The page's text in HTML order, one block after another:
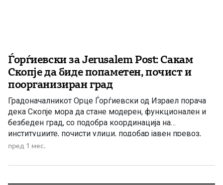
Ѓорѓиевски за Jerusalem Post: Сакам
Скопје да биде попаметен, почист и
поорганизиран град
Градоначалникот Орце Ѓорѓиевски од Израел порача
дека Скопје мора да стане модерен, функционален и
безбеден град, со подобра координација на
институциите, почисти улици, подобар јавен превоз,
повеќе зеленило и конкретни решенија што граѓаните
Градоначалникот на Скопје, Орце Ѓорѓиевски, во
пред 1 мес.